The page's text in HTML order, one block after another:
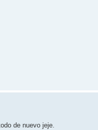
de nuevo jeje.